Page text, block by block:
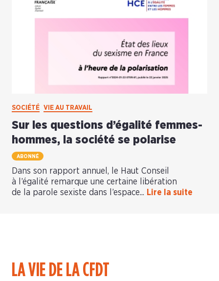
SOCIÉTÉ VIE AU TRAVAIL
Sur les questions d’égalité femmes-
hommes, la société se polarise
ABONNÉ
Dans son rapport annuel, le Haut Conseil
à l’égalité remarque une certaine libération
de la parole sexiste dans l’espace... Lire la suite
LA VIE DE LA CFDT